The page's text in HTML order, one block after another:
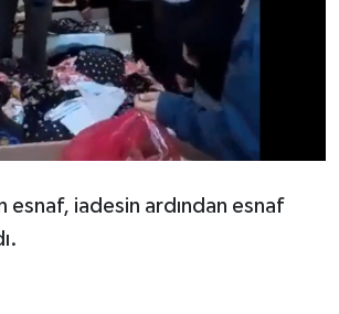
esnaf, iadesin ardından esnaf